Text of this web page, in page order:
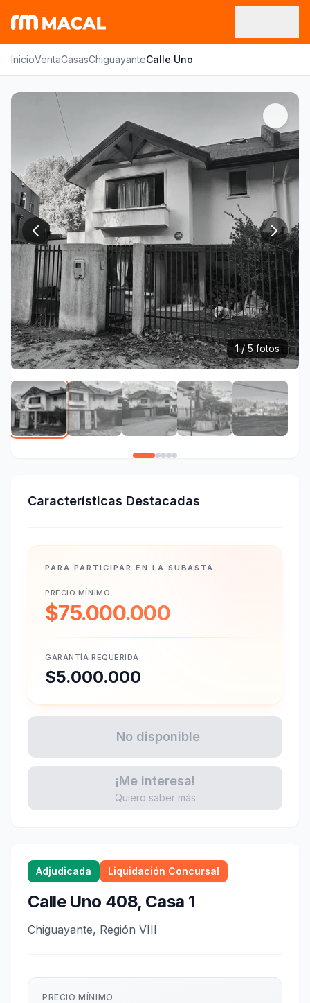
InicioVentaCasasChiguayanteCalle Uno
1 / 5 fotos
Adjudicada Liquidación Concursal
Calle Uno 408, Casa 1
Chiguayante, Región VIII
PRECIO MÍNIMO
Características Destacadas
PARA PARTICIPAR EN LA SUBASTA
PRECIO MÍNIMO
$75.000.000
GARANTÍA REQUERIDA
$5.000.000
No disponible
¡Me interesa!
Quiero saber más